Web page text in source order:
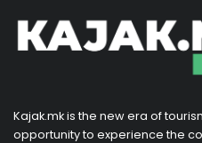
Kajak.mk is the new era of
opportunity to experience the